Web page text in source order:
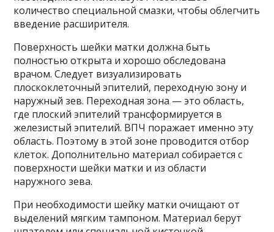
количество специальной смазки, чтобы облегчить
введение расширителя.
Поверхность шейки матки должна быть
полностью открыта и хорошо обследована
врачом. Следует визуализировать
плоскоклеточный эпителий, переходную зону и
наружный зев. Переходная зона — это область,
где плоский эпителий трансформируется в
железистый эпителий. ВПЧ поражает именно эту
область. Поэтому в этой зоне проводится отбор
клеток. Дополнительно материал собирается с
поверхности шейки матки и из области
наружного зева.
При необходимости шейку матки очищают от
выделений мягким тампоном. Материал берут